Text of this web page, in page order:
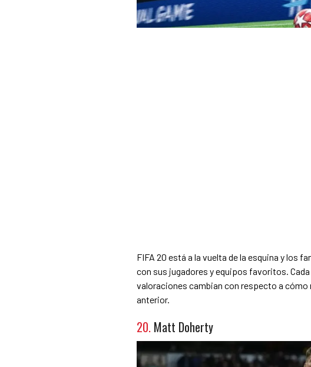
FIFA 20 está a la vuelta de la esquina y los
con sus jugadores y equipos favoritos.
valoraciones cambian con respecto a cómo
anterior.
20. Matt Doherty